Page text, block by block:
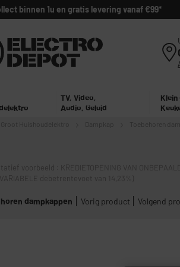
binnen 1u en gratis levering vanaf €99*
TV, Video,
Audio, Geluid
Toebehoren
voorbeeld : KREDIETOPENING VAN
debetrentevoet van 14,23%)
dampkappen Vorig product Volgend